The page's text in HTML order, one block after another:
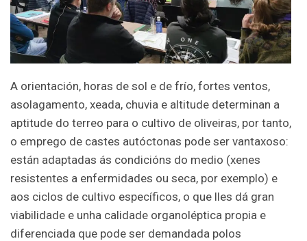
A orientación, horas de sol e de frío, fortes ventos,
asolagamento, xeada, chuvia e altitude determinan a
aptitude do terreo para o cultivo de oliveiras, por tanto,
o emprego de castes autóctonas pode ser vantaxoso:
están adaptadas ás condicións do medio (xenes
resistentes a enfermidades ou seca, por exemplo) e
aos ciclos de cultivo específicos, o que lles dá gran
viabilidade e unha calidade organoléptica propia e
diferenciada que pode ser demandada polos